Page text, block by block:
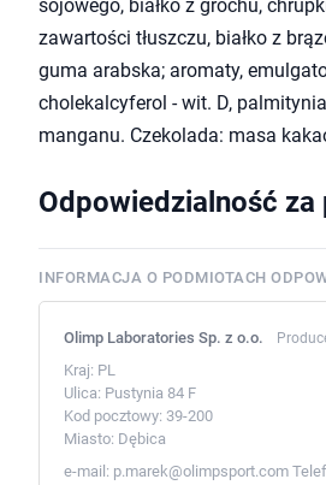
sojowego, białko z grochu,
zawartości tłuszczu, białko z
guma arabska; aromaty,
cholekalcyferol - wit. D,
manganu. Czekolada: masa
Odpowiedzialność
INFORMACJA O PODMIOTACH
Olimp Laboratories Sp. z o.o.
Kraj: PL
Ulica: Pustynia 84 F
Kod pocztowy: 39-200
Miasto: Dębica
e-mail: p.marek@olimpsport.com